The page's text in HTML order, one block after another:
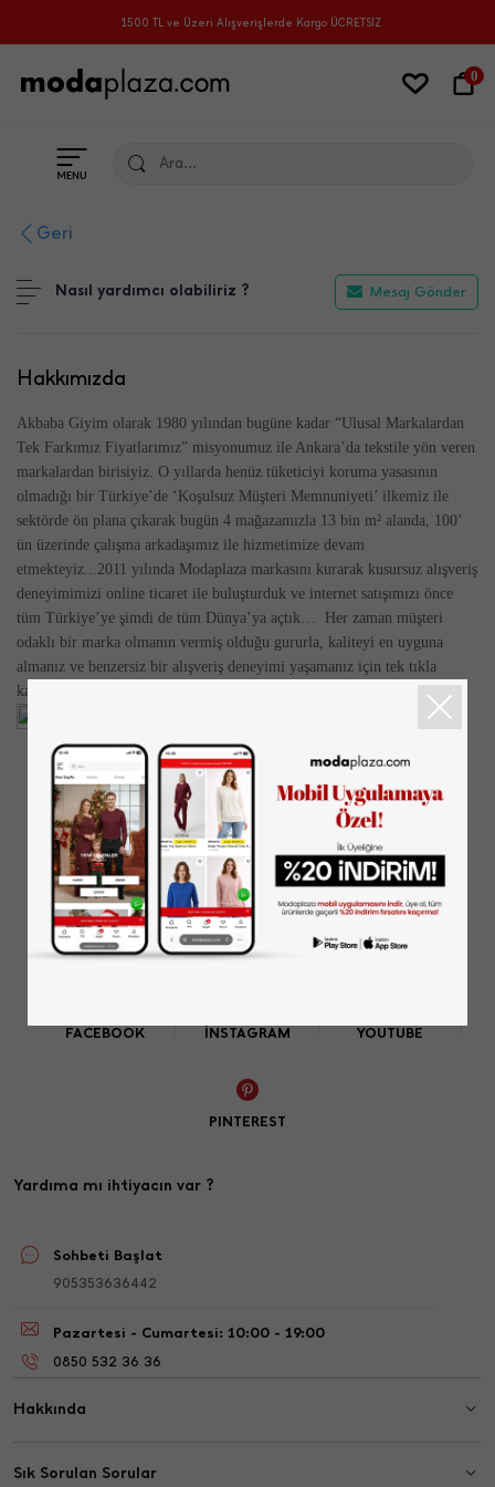
1500 TL ve Üzeri Alışverişlerde Kargo ÜCRETSİZ
0
Ara...
Geri
Nasıl yardımcı olabiliriz ? Mesaj Gönder
Hakkımızda
Akbaba Giyim olarak 1980 yılından bugüne kadar “Ulusal Markalardan
Tek Farkımız Fiyatlarımız” misyonumuz ile Ankara’da tekstile yön veren
markalardan birisiyiz. O yıllarda henüz tüketiciyi koruma yasasının
olmadığı bir Türkiye’de ‘Koşulsuz Müşteri Memnuniyeti’ ilkemiz ile
sektörde ön plana çıkarak bugün 4 mağazamızla 13 bin m² alanda, 100’
ün üzerinde çalışma arkadaşımız ile hizmetimize devam
etmekteyiz...2011 yılında Modaplaza markasını kurarak kusursuz alışveriş
deneyimimizi online ticaret ile buluşturduk ve internet satışımızı önce
tüm Türkiye’ye şimdi de tüm Dünya’ya açtık… Her zaman müşteri
odaklı bir marka olmanın vermiş olduğu gururla, kaliteyi en uyguna
almanız ve benzersiz bir alışveriş deneyimi yaşamanız için tek tıkla
kapınızdayız…
BIZI TAKIPTE KALIN
FACEBOOK İNSTAGRAM YOUTUBE
PINTEREST
Yardıma mı ihtiyacın var ?
Sohbeti Başlat
905353636442
Pazartesi - Cumartesi: 10:00 - 19:00
0850 532 36 36
Hakkında
Sık Sorulan Sorular